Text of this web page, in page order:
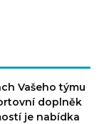
Vašeho týmu
doplněk
je nabídka